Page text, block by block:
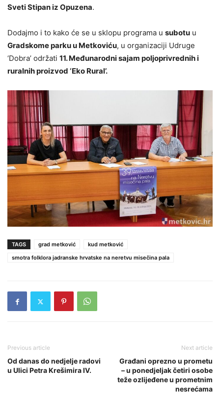
Sveti Stipan iz Opuzena.
Dodajmo i to kako će se u sklopu programa u subotu u
Gradskome parku u Metkoviću, u organizaciji Udruge
‘Dobra’ održati 11. Međunarodni sajam poljoprivrednih i
ruralnih proizvod ‘Eko Rural’.
TAGS grad metković
kud metković
smotra folklora jadranske hrvatske na neretvu misečina pala
Previous article
Od danas do nedjelje radovi
u Ulici Petra Krešimira IV.
Next article
Građani oprezno u prometu
– u ponedjeljak četiri osobe
teže ozlijeđene u prometnim
nesrećama